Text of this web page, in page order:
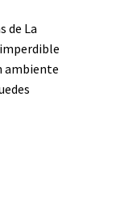
de La
ambiente